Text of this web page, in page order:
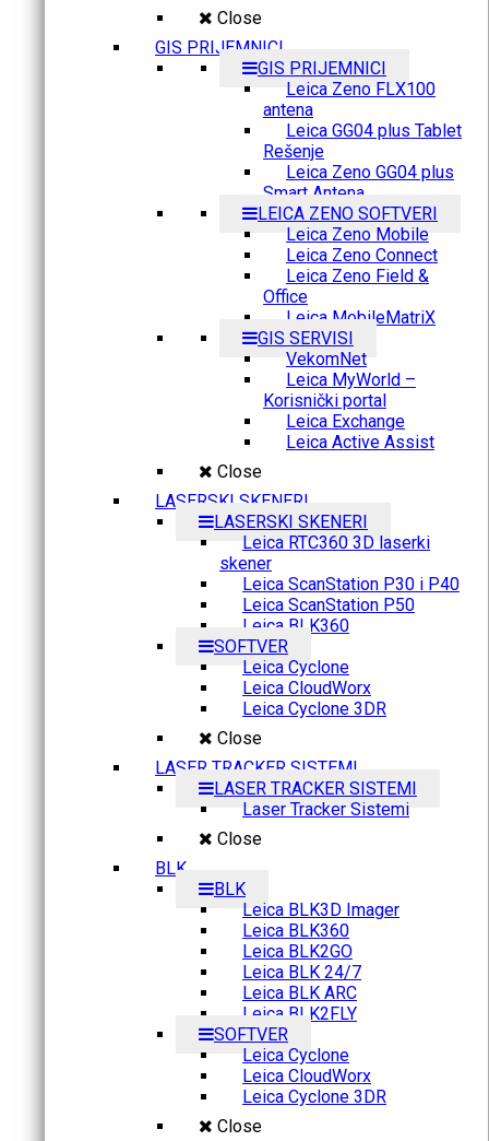
Close
GIS PRIJEMNICI
GIS PRIJEMNICI
Leica Zeno FLX100
antena
Leica GG04 plus Tablet
Rešenje
Leica Zeno GG04 plus
Smart Antena
LEICA ZENO SOFTVERI
Leica Zeno Mobile
Leica Zeno Connect
Leica Zeno Field &
Office
Leica MobileMatriX
GIS SERVISI
VekomNet
Leica MyWorld –
Korisnički portal
Leica Exchange
Leica Active Assist
Close
LASERSKI SKENERI
LASERSKI SKENERI
Leica RTC360 3D laserki
skener
Leica ScanStation P30 i P40
Leica ScanStation P50
Leica BLK360
SOFTVER
Leica Cyclone
Leica CloudWorx
Leica Cyclone 3DR
Close
LASER TRACKER SISTEMI
LASER TRACKER SISTEMI
Laser Tracker Sistemi
Close
BLK
BLK
Leica BLK3D Imager
Leica BLK360
Leica BLK2GO
Leica BLK 24/7
Leica BLK ARC
Leica BLK2FLY
SOFTVER
Leica Cyclone
Leica CloudWorx
Leica Cyclone 3DR
Close